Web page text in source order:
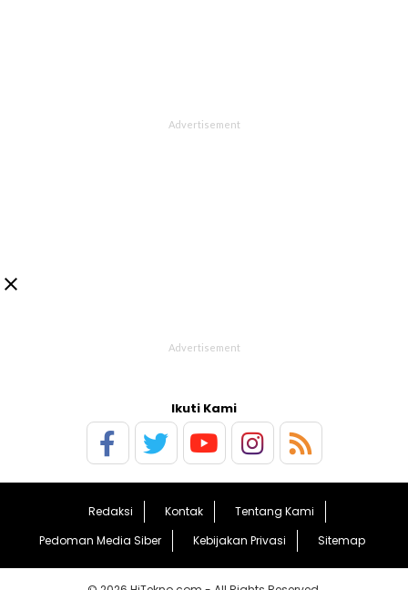

Ikuti Kami
Redaksi Kontak
Tentang Kami
Pedoman Media Siber
Kebijakan Privasi Sitemap